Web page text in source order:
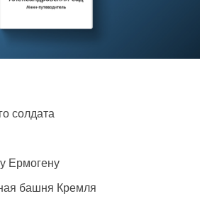
солдата
Ермогену
башня Кремля